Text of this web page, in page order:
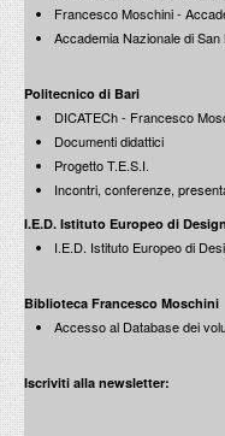
Francesco Moschini -
Accademia Nazionale di
Politecnico di Bari
DICATECh - Francesco
Documenti didattici
Progetto T.E.S.I.
Incontri, conferenze,
I.E.D. Istituto Europeo di Design
I.E.D. Istituto Europeo di
Biblioteca Francesco Moschini
Accesso al Database dei
Iscriviti alla newsletter: